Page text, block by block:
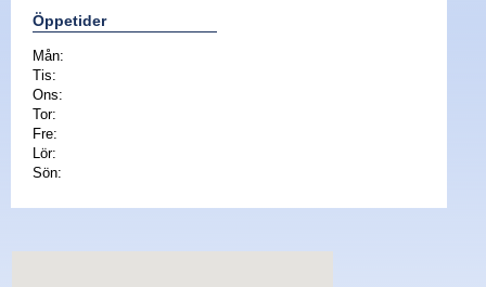
Öppetider
Mån:
Tis:
Ons:
Tor:
Fre:
Lör:
Sön: